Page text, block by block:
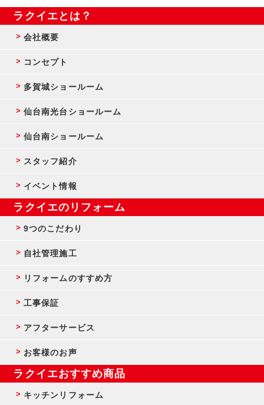
ラクイエとは？
会社概要
コンセプト
多賀城ショールーム
仙台南光台ショールーム
仙台南ショールーム
スタッフ紹介
イベント情報
ラクイエのリフォーム
9つのこだわり
自社管理施工
リフォームのすすめ方
工事保証
アフターサービス
お客様のお声
ラクイエおすすめ商品
キッチンリフォーム